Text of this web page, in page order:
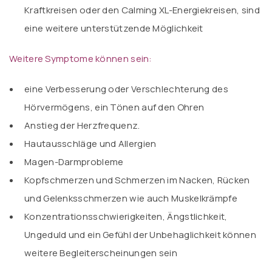
Kraftkreisen oder den Calming XL-Energiekreisen, sind
eine weitere unterstützende Möglichkeit
Weitere Symptome können sein:
eine Verbesserung oder Verschlechterung des
Hörvermögens, ein Tönen auf den Ohren
Anstieg der Herzfrequenz.
Hautausschläge und Allergien
Magen-Darmprobleme
Kopfschmerzen und Schmerzen im Nacken, Rücken
und Gelenksschmerzen wie auch Muskelkrämpfe
Konzentrationsschwierigkeiten, Ängstlichkeit,
Ungeduld und ein Gefühl der Unbehaglichkeit können
weitere Begleiterscheinungen sein